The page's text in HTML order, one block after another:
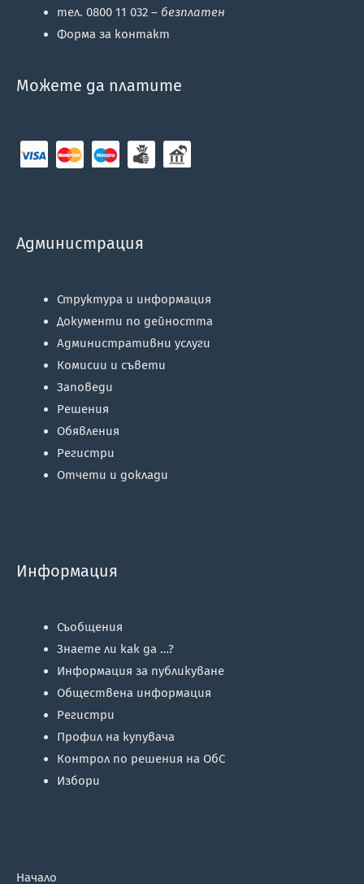
тел. 0800 11 032 – безплатен
Форма за контакт
Можете да платите
Администрация
Структура и информация
Документи по дейността
Административни услуги
Комисии и съвети
Заповеди
Решения
Обявления
Регистри
Отчети и доклади
Информация
Съобщения
Знаете ли как да …?
Информация за публикуване
Обществена информация
Регистри
Профил на купувача
Контрол по решения на ОбС
Избори
Начало